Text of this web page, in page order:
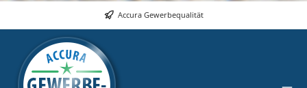
Accura Gewerbequalität